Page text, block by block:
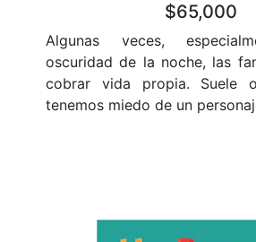
$65,000
Algunas veces,
oscuridad de la noche, las
cobrar vida propia. Suele
tenemos miedo de un